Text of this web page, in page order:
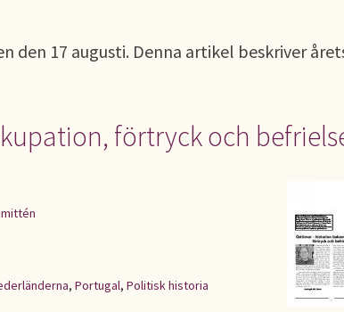
den 17 augusti. Denna artikel beskriver
förtryck och
, Portugal, Politisk historia